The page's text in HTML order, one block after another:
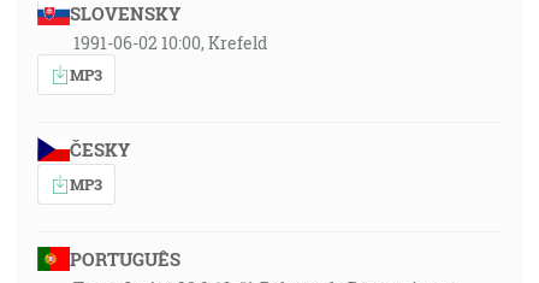
SLOVENSKY
1991-06-02 10:00, Krefeld
MP3
ČESKY
MP3
PORTUGUÊS